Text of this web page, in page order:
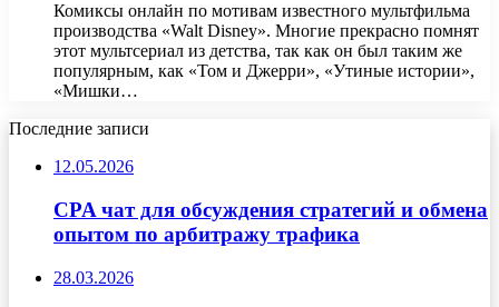
Комиксы онлайн по мотивам известного мультфильма
производства «Walt Disney». Многие прекрасно помнят
этот мультсериал из детства, так как он был таким же
популярным, как «Том и Джерри», «Утиные истории»,
«Мишки…
Последние записи
12.05.2026
CPA чат для обсуждения стратегий и обмена
опытом по арбитражу трафика
28.03.2026